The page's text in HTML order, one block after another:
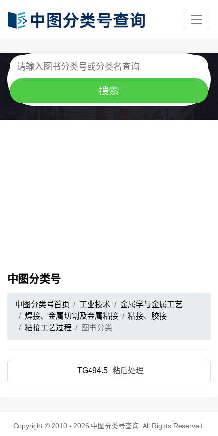
中图分类号
中图分类号首页 工业技术
金属学与金属工艺
焊接、金属切割及金属粘接
粘接、胶接
粘接工艺过程
图书分类
TG494.5 粘后处理
Copyright © 2010 - 2026 中图分类号查询 . All Rights Reserved.